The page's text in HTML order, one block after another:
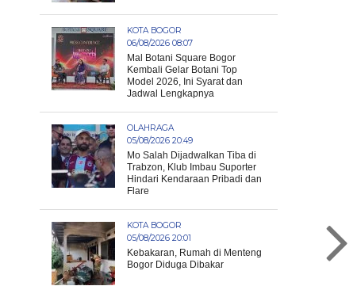
KOTA BOGOR
06/08/2026 08:07
Mal Botani Square Bogor
Kembali Gelar Botani Top
Model 2026, Ini Syarat dan
Jadwal Lengkapnya
OLAHRAGA
05/08/2026 20:49
Mo Salah Dijadwalkan Tiba di
Trabzon, Klub Imbau Suporter
Hindari Kendaraan Pribadi dan
Flare
KOTA BOGOR
05/08/2026 20:01
Kebakaran, Rumah di Menteng
Bogor Diduga Dibakar